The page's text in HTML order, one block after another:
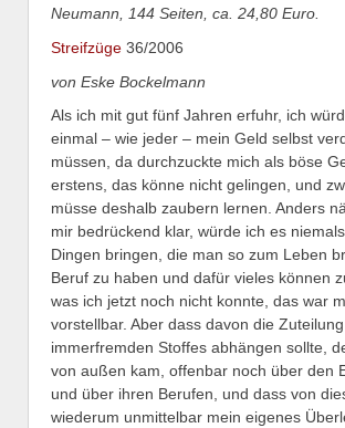
Neumann, 144 Seiten, ca. 24,80 Euro.
Streifzüge 36/2006
von Eske Bockelmann
Als ich mit gut fünf Jahren erfuhr, ich
einmal – wie jeder – mein Geld selbst
müssen, da durchzuckte mich als böse
erstens, das könne nicht gelingen, und
müsse deshalb zaubern lernen. Anders
mir bedrückend klar, würde ich es
Dingen bringen, die man so zum Leben
Beruf zu haben und dafür vieles können
was ich jetzt noch nicht konnte, das war
vorstellbar. Aber dass davon die
immerfremden Stoffes abhängen sollte,
von außen kam, offenbar noch über den
und über ihren Berufen, und dass von
wiederum unmittelbar mein eigenes